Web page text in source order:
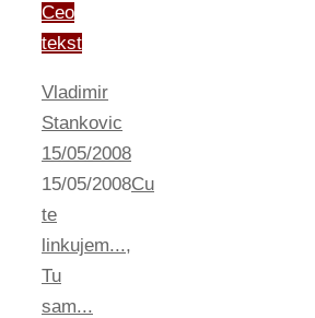
Ceo
tekst
Vladimir
Stankovic
15/05/2008
15/05/2008Cu
te
linkujem...,
Tu
sam...